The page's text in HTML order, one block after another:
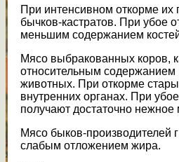
При интенсивном откорме
бычков-кастратов. При убое
меньшим содержанием
Мясо выбракованных коров,
относительным
животных. При откорме
внутренних органах. При
получают достаточно нежное
Мясо быков-производителей
слабым отложением жира.